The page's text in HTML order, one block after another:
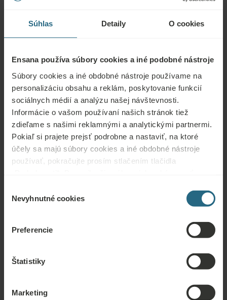
Súhlas Detaily O cookies
Ensana používa súbory cookies a iné podobné nástroje
Súbory cookies a iné obdobné nástroje používame na
personalizáciu obsahu a reklám, poskytovanie funkcií
sociálnych médií a analýzu našej návštevnosti.
Informácie o vašom používaní našich stránok tiež
zdieľame s našimi reklamnými a analytickými partnermi.
Pokiaľ si prajete prejsť podrobne a nastaviť, na ktoré
účely sa majú súbory cookies a iné obdobné nástroje
používať, pokračujte prosím stlačením tlačidla
súhlasu
Nevyhnutné cookies
Preferencie
Štatistiky
Marketing
Ensana hotels
PRESKÚMAJTE